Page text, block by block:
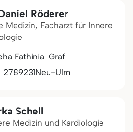
Röderer
Medizin, Facharzt für Innere
Fathinia-Grafl
2789231Neu-Ulm
Schell
Medizin und Kardiologie